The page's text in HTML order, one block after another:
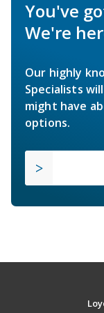
You've
We're
Our highly
Specialists
might have
options.